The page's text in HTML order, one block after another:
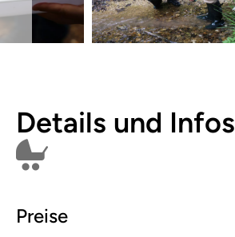
Details und Infos
Kinderwagen
Preise